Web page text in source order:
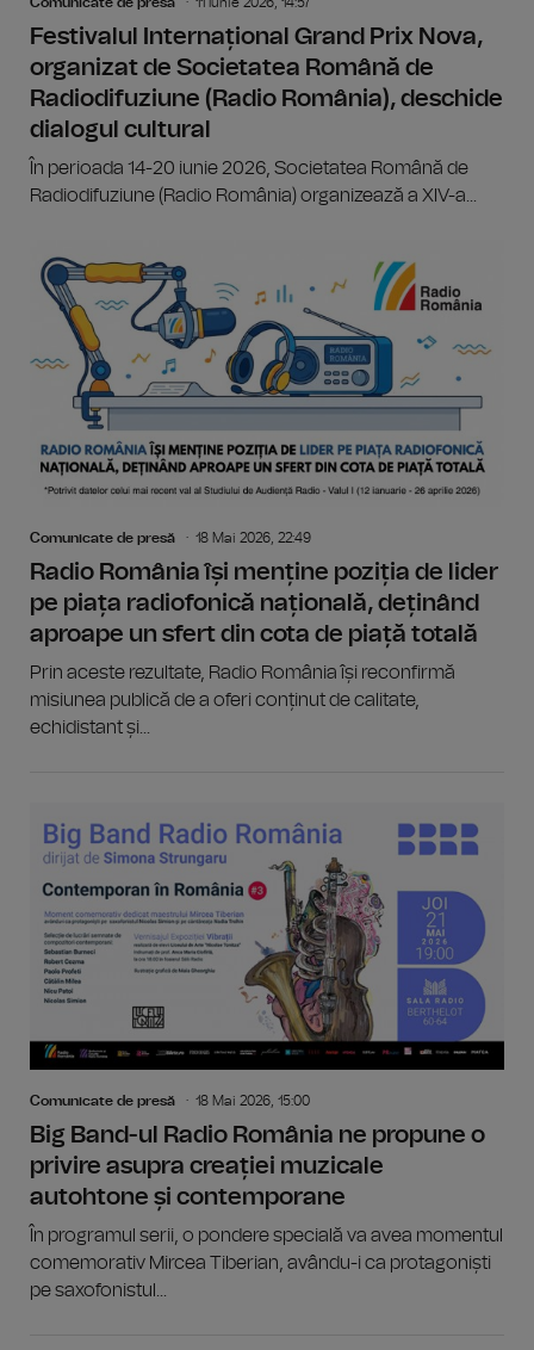
Festivalul Internațional Grand Prix Nova,
organizat de Societatea Română de
Radiodifuziune (Radio România), deschide
dialogul cultural
În perioada 14-20 iunie 2026, Societatea Română de
Radiodifuziune (Radio România) organizează a XIV-a...
Comunicate de presă 18 Mai 2026, 22:49
Radio România își menține poziția de lider
pe piața radiofonică națională, deținând
aproape un sfert din cota de piață totală
Prin aceste rezultate, Radio România își reconfirmă
misiunea publică de a oferi conținut de calitate,
echidistant și...
Comunicate de presă 18 Mai 2026, 15:00
Big Band-ul Radio România ne propune o
privire asupra creației muzicale
autohtone și contemporane
În programul serii, o pondere specială va avea momentul
comemorativ Mircea Tiberian, avându-i ca protagoniști
pe saxofonistul...